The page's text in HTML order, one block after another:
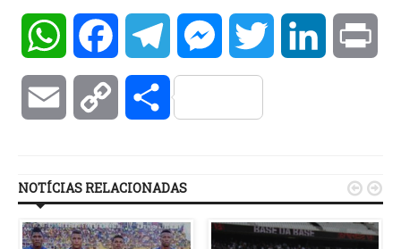
WhatsAppFacebookTelegramMessengerTwitter LinkedIn
Email Copy Compartilhar
NOTÍCIAS RELACIONADAS  